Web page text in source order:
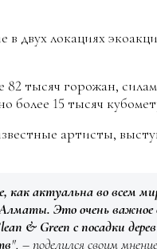
двух локациях
82 тысяч горожан,
более 15 тысяч
артисты,
как актуальна во всем
Это очень важное
& Green с посадки
", – поделился своим